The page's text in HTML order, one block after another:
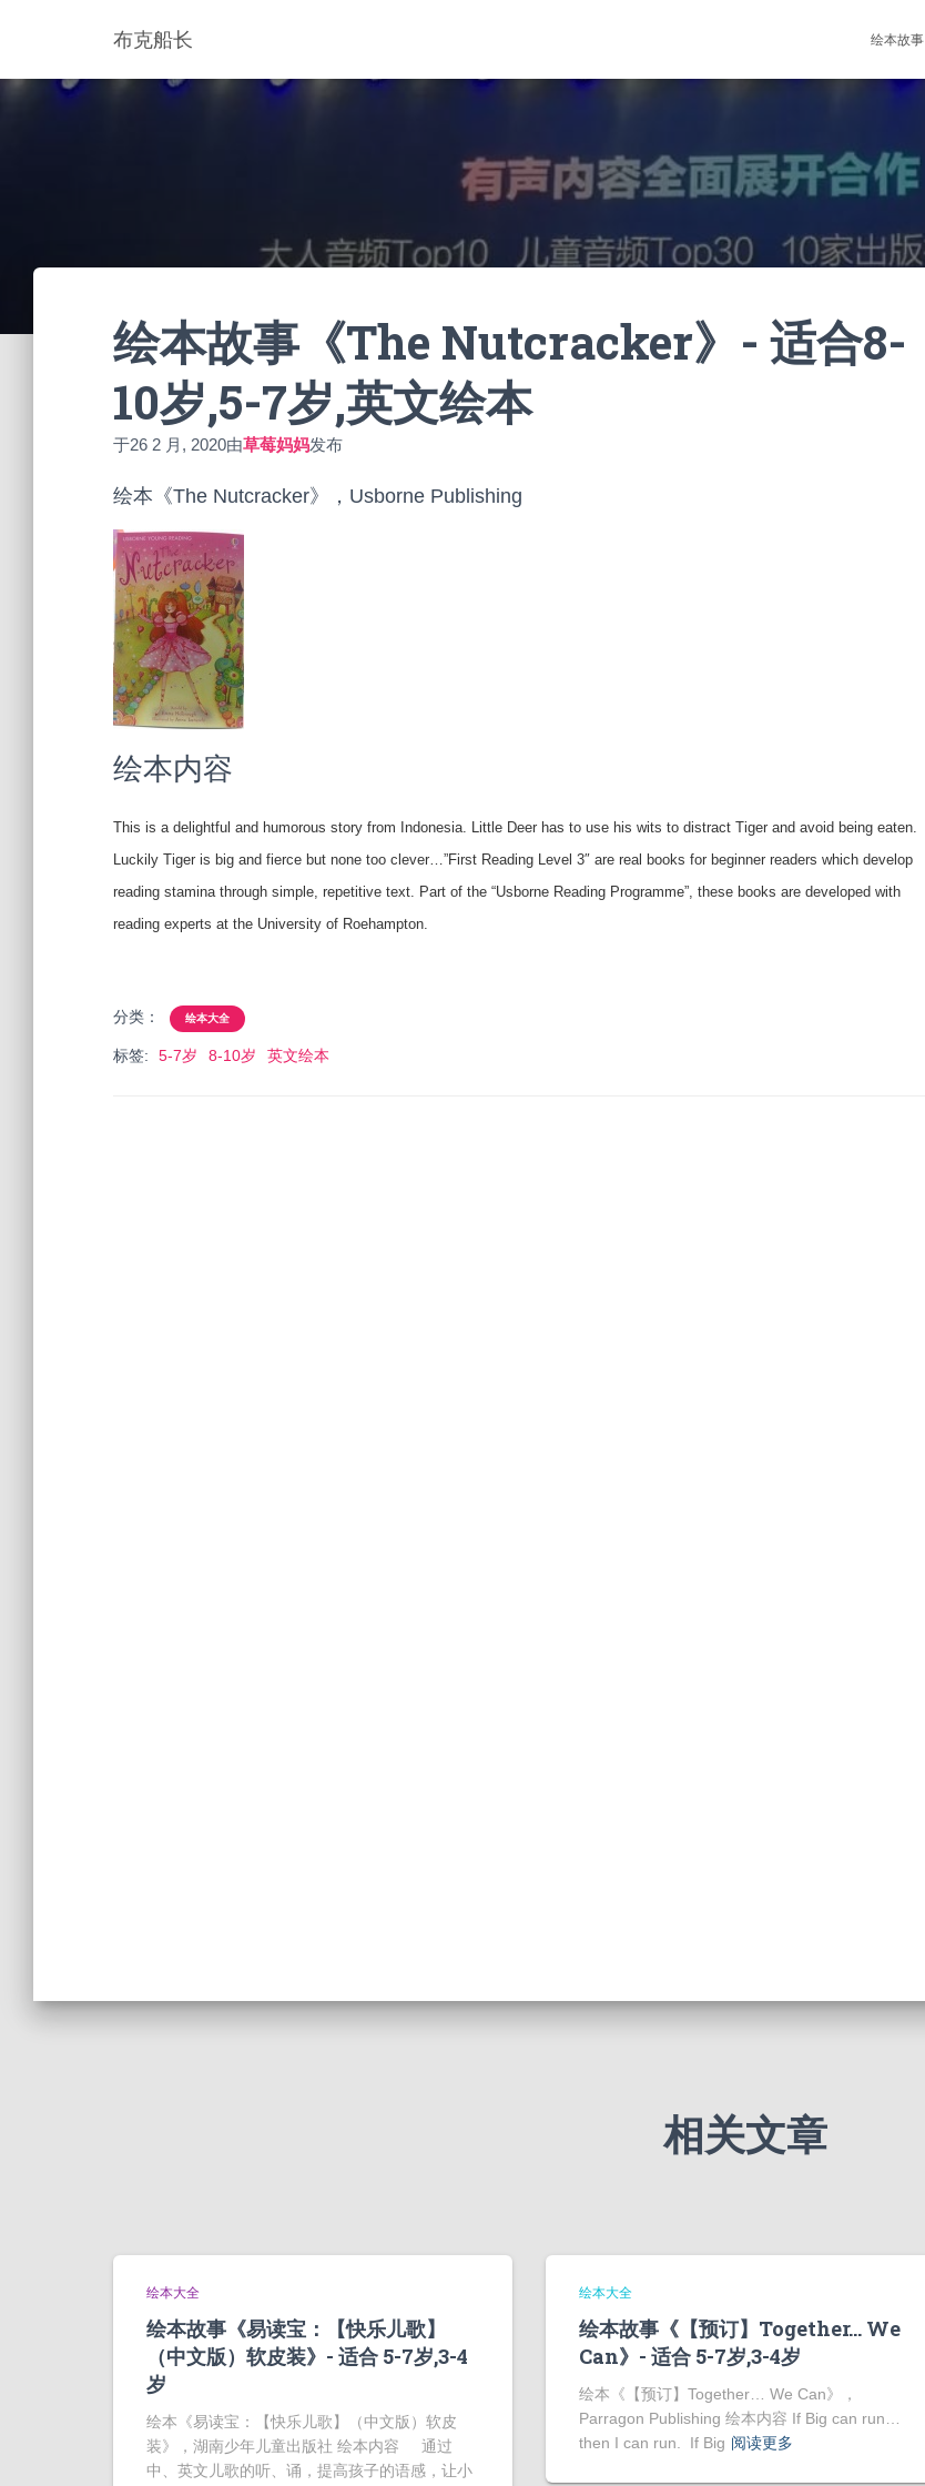
布克船长 绘本故事
绘本故事《The Nutcracker》- 适合8-
10岁,5-7岁,英文绘本
于26 2 月, 2020由草莓妈妈发布
绘本《The Nutcracker》，Usborne Publishing
绘本内容
This is a delightful and humorous story from Indonesia. Little Deer has to use his wits to distract Tiger and avoid being eaten.
Luckily Tiger is big and fierce but none too clever…”First Reading Level 3″ are real books for beginner readers which develop
reading stamina through simple, repetitive text. Part of the “Usborne Reading Programme”, these books are developed with
reading experts at the University of Roehampton.
分类： 绘本大全
标签: 5-7岁 8-10岁 英文绘本
相关文章
绘本大全
绘本故事《易读宝：【快乐儿歌】
（中文版）软皮装》- 适合 5-7岁,3-4
岁
绘本《易读宝：【快乐儿歌】（中文版）软皮
装》，湖南少年儿童出版社 绘本内容 通过
中、英文儿歌的听、诵，提高孩子的语感，让小
绘本大全
绘本故事《【预订】Together… We
Can》- 适合 5-7岁,3-4岁
绘本《【预订】Together… We Can》，
Parragon Publishing 绘本内容 If Big can run…
then I can run. If Big 阅读更多